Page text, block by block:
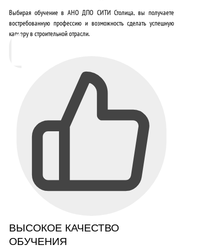
Выбирая обучение в АНО ДПО СИТИ Столица, вы получаете
востребованную профессиюи возможность сделать успешную
карьеру в строительной отрасли.
ВЫСОКОЕ КАЧЕСТВО
ОБУЧЕНИЯ